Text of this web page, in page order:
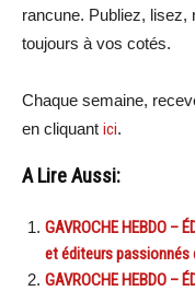
rancune. Publiez,
toujours à vos cotés.
Chaque semaine,
en cliquant ici.
A Lire Aussi:
GAVROCHE HEBDO –
et éditeurs passionnés
GAVROCHE HEBDO –